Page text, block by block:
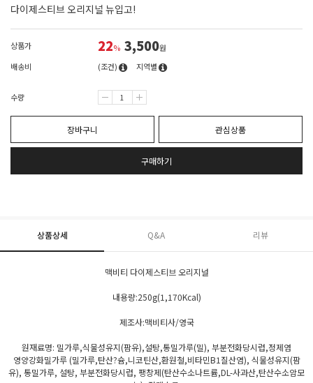
다이제스티브 오리지널 뉴입고!
상품가 22% 3,500원
배송비
(조건) 지역별
수량
장바구니 관심상품
구매하기
상품상세 Q&A 리뷰
맥비티 다이제스티브 오리지널
내용량:250g(1,170Kcal)
제조사:맥비티사/영국
원재료명: 밀가루,식물성유지(팜유),설탕,통밀가루(밀), 부분전화당시럽,정제염
영양강화밀가루 (밀가루,탄산?슘,니코틴산,환원철,비타민B1질산염), 식물성유지(팜
유), 통밀가루, 설탕, 부분전화당시럽, 팽창제(탄산수소나트륨,DL-사과산,탄산수소암모